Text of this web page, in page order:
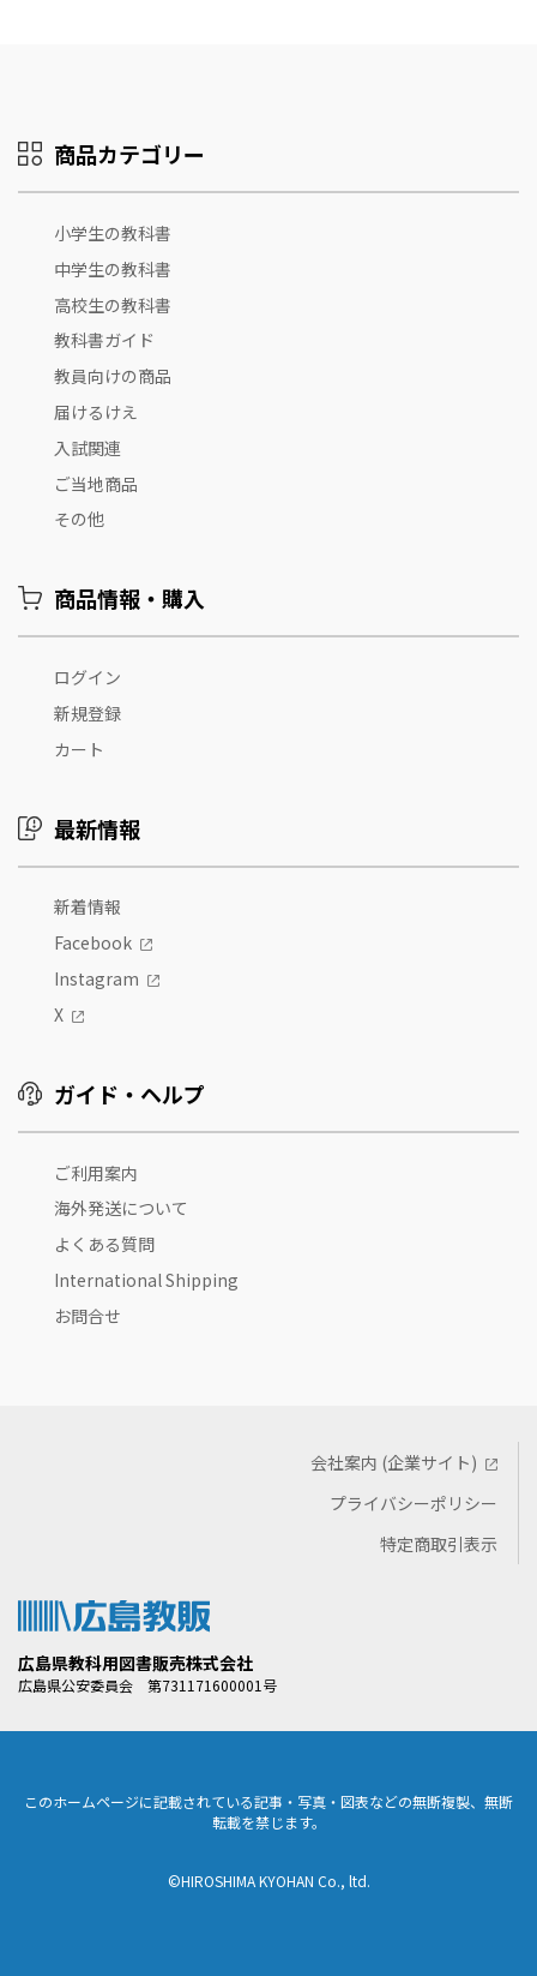
商品カテゴリー
小学生の教科書
中学生の教科書
高校生の教科書
教科書ガイド
教員向けの商品
届けるけえ
入試関連
ご当地商品
その他
商品情報・購入
ログイン
新規登録
カート
最新情報
新着情報
Facebook
Instagram
X
ガイド・ヘルプ
ご利用案内
海外発送について
よくある質問
International Shipping
お問合せ
広島県教科用図書販売株式会社
広島県公安委員会 第731171600001号
会社案内 (企業サイト)
プライバシーポリシー
特定商取引表示
このホームページに記載されている記事・写真・図表などの無断複製、無断
転載を禁じます。
©HIROSHIMA KYOHAN Co., ltd.